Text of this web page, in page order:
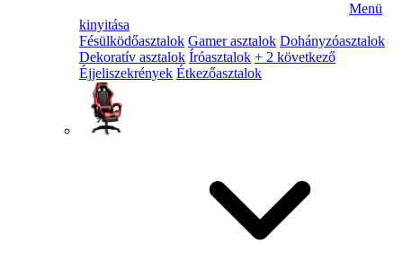
Menü
kinyitása
Fésülködőasztalok Gamer asztalok Dohányzóasztalok
Dekoratív asztalok Íróasztalok + 2 következő
Éjjeliszekrények Étkezőasztalok